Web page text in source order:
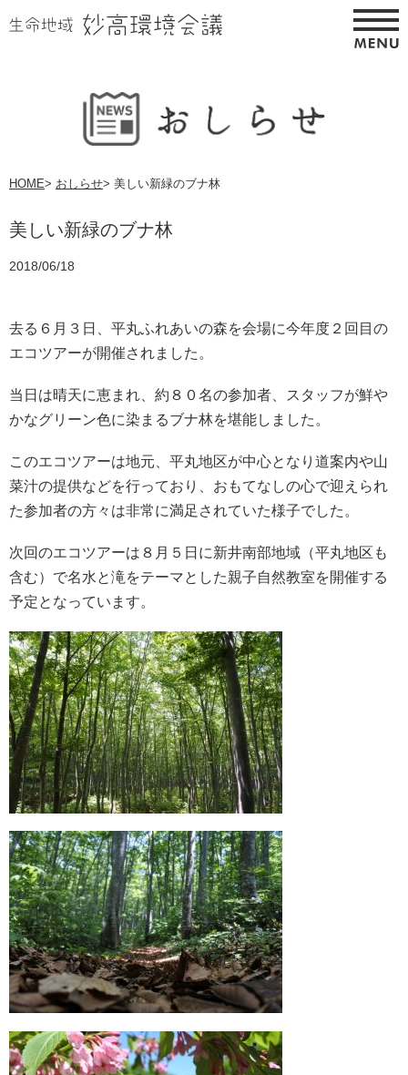
HOME> おしらせ> 美しい新緑のブナ林
美しい新緑のブナ林
2018/06/18
去る６月３日、平丸ふれあいの森を会場に今年度２回目の
エコツアーが開催されました。
当日は晴天に恵まれ、約８０名の参加者、スタッフが鮮や
かなグリーン色に染まるブナ林を堪能しました。
このエコツアーは地元、平丸地区が中心となり道案内や山
菜汁の提供などを行っており、おもてなしの心で迎えられ
た参加者の方々は非常に満足されていた様子でした。
次回のエコツアーは８月５日に新井南部地域（平丸地区も
含む）で名水と滝をテーマとした親子自然教室を開催する
予定となっています。